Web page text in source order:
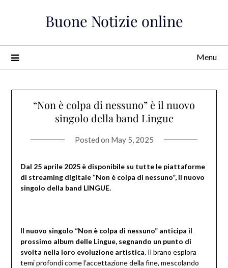
Buone Notizie online
Menu
“Non è colpa di nessuno” è il nuovo
singolo della band Lingue
Posted on May 5, 2025
Dal 25 aprile 2025 è disponibile su tutte le piattaforme
di streaming digitale “Non è colpa di nessuno”, il nuovo
singolo della band LINGUE.
Il nuovo singolo “Non è colpa di nessuno” anticipa il
prossimo album delle Lingue, segnando un punto di
svolta nella loro evoluzione artistica. Il brano esplora
temi profondi come l’accettazione della fine, mescolando